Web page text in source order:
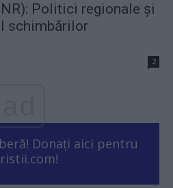
Politici regionale și
schimbărilor
2
Donați aici pentru